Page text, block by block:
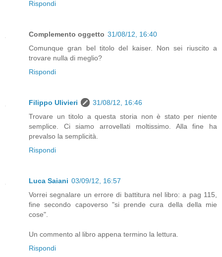
Rispondi
Complemento oggetto 31/08/12, 16:40
Comunque gran bel titolo del kaiser. Non sei riuscito a
trovare nulla di meglio?
Rispondi
Filippo Ulivieri
31/08/12, 16:46
Trovare un titolo a questa storia non è stato per niente
semplice. Ci siamo arrovellati moltissimo. Alla fine ha
prevalso la semplicità.
Rispondi
Luca Saiani 03/09/12, 16:57
Vorrei segnalare un errore di battitura nel libro: a pag 115,
fine secondo capoverso "si prende cura della della mie
cose".
Un commento al libro appena termino la lettura.
Rispondi